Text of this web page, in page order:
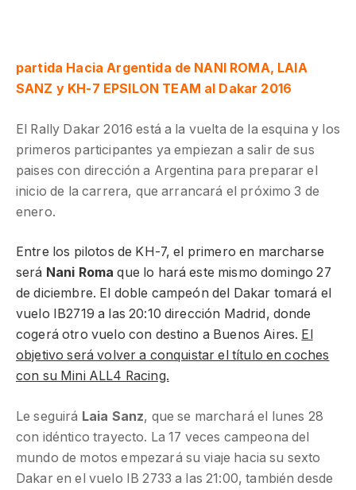
partida Hacia Argentida de NANI ROMA, LAIA
SANZ y KH-7 EPSILON TEAM al Dakar 2016
El Rally Dakar 2016 está a la vuelta de la esquina y los
primeros participantes ya empiezan a salir de sus
paises con dirección a Argentina para preparar el
inicio de la carrera, que arrancará el próximo 3 de
enero.
Entre los pilotos de KH-7, el primero en marcharse
será Nani Roma que lo hará este mismo domingo 27
de diciembre. El doble campeón del Dakar tomará el
vuelo IB2719 a las 20:10 dirección Madrid, donde
cogerá otro vuelo con destino a Buenos Aires. El
objetivo será volver a conquistar el título en coches
con su Mini ALL4 Racing.
Le seguirá Laia Sanz, que se marchará el lunes 28
con idéntico trayecto. La 17 veces campeona del
mundo de motos empezará su viaje hacia su sexto
Dakar en el vuelo IB 2733 a las 21:00, también desde